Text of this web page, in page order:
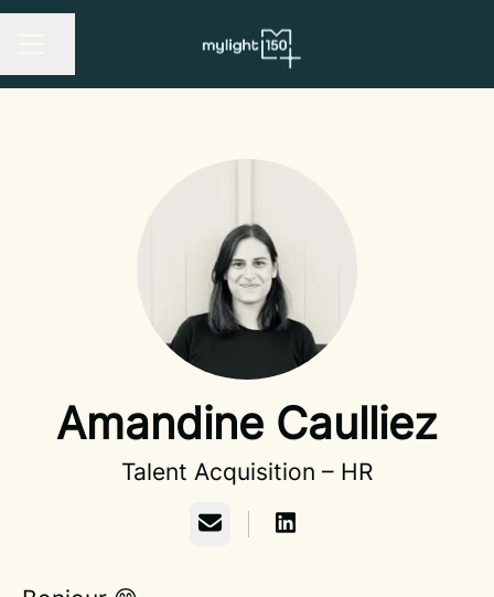
Amandine Caulliez
Talent Acquisition – HR
Email